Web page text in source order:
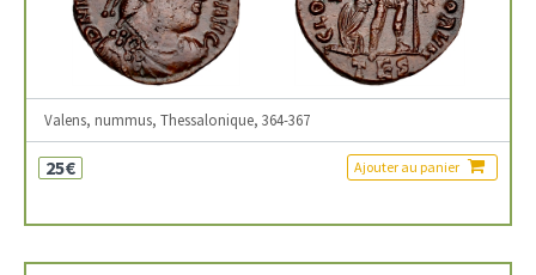
Valens, nummus, Thessalonique, 364-367
25€ Ajouter au panier